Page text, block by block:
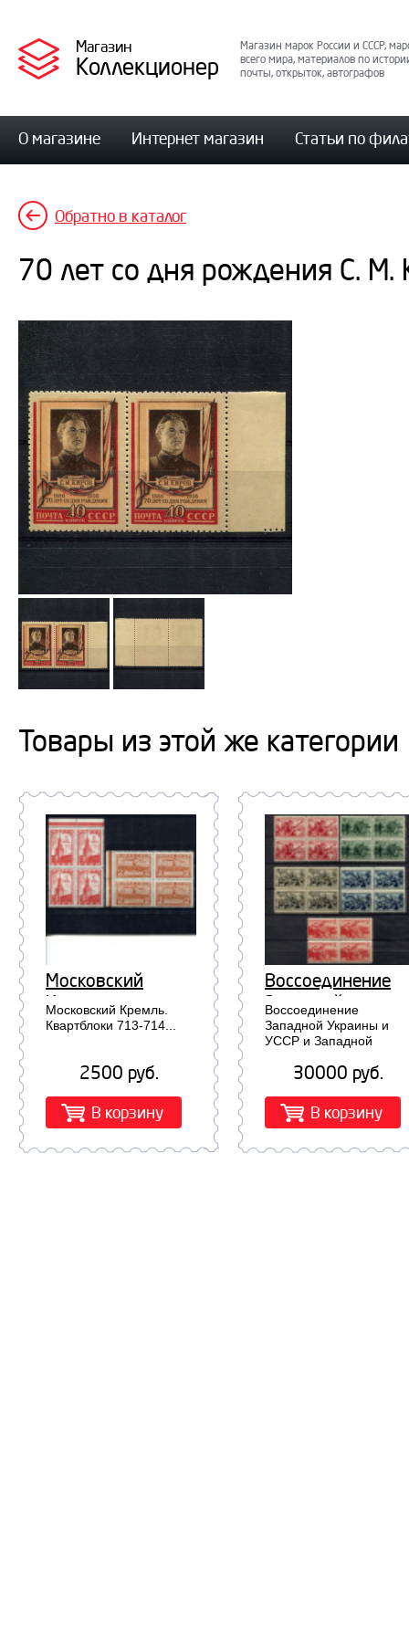
Магазин
Коллекционер
Магазин марок России и СССР,
всего мира, материалов по
почты, открыток, автографов
О магазине Интернет магазин Статьи по
Обратно в каталог
70 лет со дня рождения С. М.
Товары из этой же категории
Московский
Кремль.
Квартблоки 713-
Московский Кремль.
Квартблоки 713-714...
2500 руб.
В корзину
Воссоединение
Западной
Украины и УССР и
Западной
Белоруссии и
квартблоки 631-
635
Воссоединение
Западной Украины и
УССР и Западной
квартблоки 631-635...
30000 руб.
В корзину